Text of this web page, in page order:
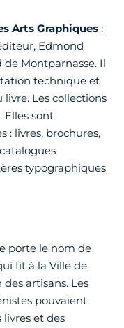
Arts Graphiques :
Edmond
de Montparnasse. Il
technique et
Les collections
Elles sont
: livres, brochures,
typographiques
porte le nom de
fit à la Ville de
artisans. Les
pouvaient
et des